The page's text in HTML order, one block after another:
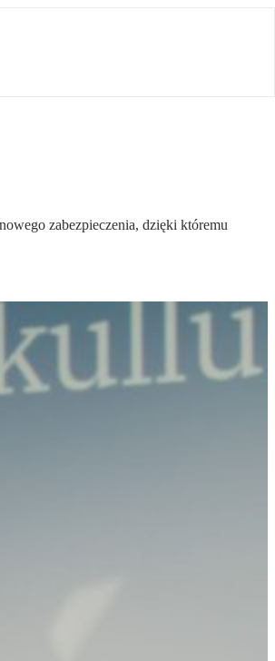
zabezpieczenia, dzięki któremu